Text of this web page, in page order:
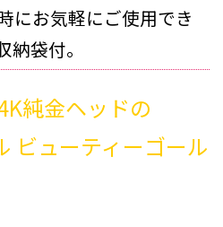
にお気軽にご使用でき
袋付。
純金ヘッドの
ビューティーゴール